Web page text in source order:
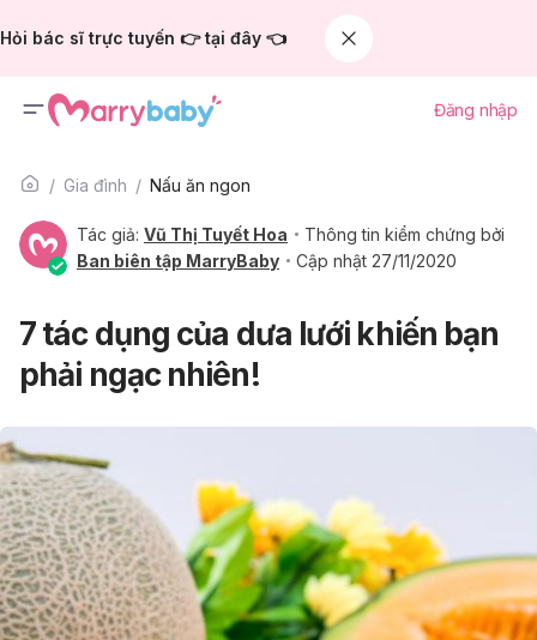
Hỏi bác sĩ trực tuyến 👉 tại đây 👈
Đăng nhập
Gia đình Nấu ăn ngon
Tác giả: Vũ Thị Tuyết Hoa
Thông tin kiểm chứng bởi
Ban biên tập MarryBaby
Cập nhật 27/11/2020
7 tác dụng của dưa lưới khiến bạn
phải ngạc nhiên!